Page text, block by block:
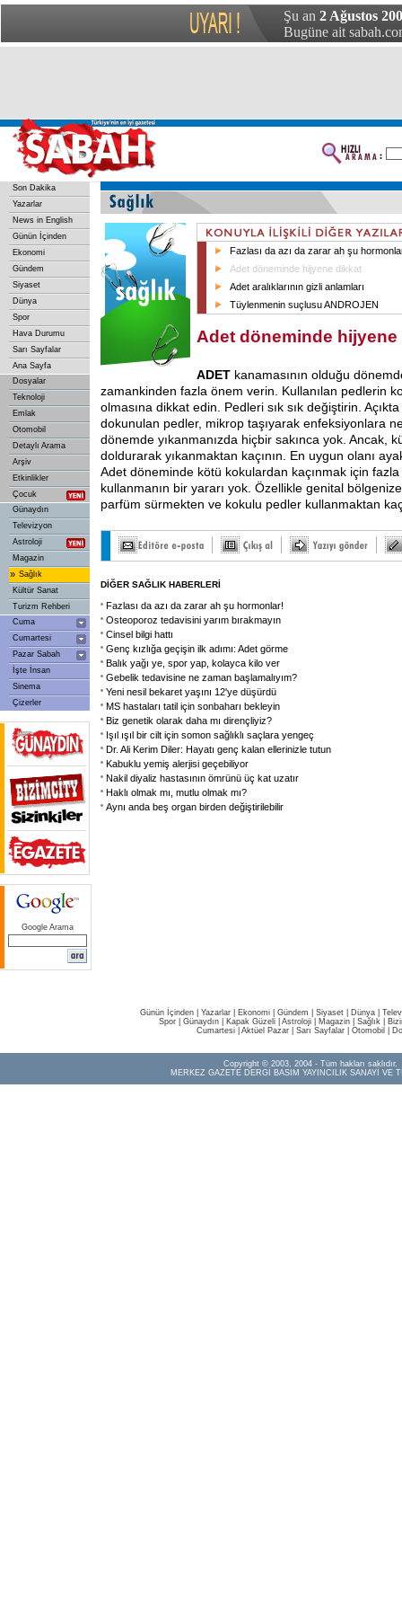
Şu an 2 Ağustos
Bugüne ait
Son Dakika
Yazarlar
News in English
Günün İçinden
Ekonomi
Gündem
Siyaset
Dünya
Spor
Hava Durumu
Sarı Sayfalar
Ana Sayfa
Dosyalar
Teknoloji
Emlak
Otomobil
Detaylı Arama
Arşiv
Etkinlikler
Çocuk
Günaydın
Televizyon
Astroloji
Magazin
» Sağlık
Kültür Sanat
Turizm Rehberi
Cuma
Cumartesi
Pazar Sabah
İşte İnsan
Sinema
Çizerler
Google Arama
Fazlası da azı da zarar ah şu
Adet döneminde hijyene dikkat
Adet aralıklarının gizli anlamları
Tüylenmenin suçlusu ANDROJEN
Adet döneminde
ADET kanamasının olduğu
zamankinden fazla önem verin. Kullanılan pedlerin
olmasına dikkat edin. Pedleri sık sık değiştirin.
dokunulan pedler, mikrop taşıyarak enfeksiyonlara
dönemde yıkanmanızda hiçbir sakınca yok. Ancak,
doldurarak yıkanmaktan kaçının. En uygun olanı
Adet döneminde kötü kokulardan kaçınmak için
kullanmanın bir yararı yok. Özellikle genital
parfüm sürmekten ve kokulu pedler kullanmaktan
DİĞER SAĞLIK HABERLERİ
Fazlası da azı da zarar ah şu hormonlar!
Osteoporoz tedavisini yarım bırakmayın
Cinsel bilgi hattı
Genç kızlığa geçişin ilk adımı: Adet görme
Balık yağı ye, spor yap, kolayca kilo ver
Gebelik tedavisine ne zaman başlamalıyım?
Yeni nesil bekaret yaşını 12'ye düşürdü
MS hastaları tatil için sonbaharı bekleyin
Biz genetik olarak daha mı dirençliyiz?
Işıl ışıl bir cilt için somon sağlıklı saçlara yengeç
Dr. Ali Kerim Diler: Hayatı genç kalan ellerinizle tutun
Kabuklu yemiş alerjisi geçebiliyor
Nakil diyaliz hastasının ömrünü üç kat uzatır
Haklı olmak mı, mutlu olmak mı?
Aynı anda beş organ birden değiştirilebilir
Günün İçinden Yazarlar Ekonomi Gündem Siyaset Dünya |
Spor
Günaydın Kapak Güzeli Astroloji Magazin Sağlık
Cumartesi| Aktüel Pazar| Sarı Sayfalar| Otomobil
Copyright © 2003, 2004 - Tüm hakları saklıdır.
MERKEZ GAZETE DERGİ BASIM YAYINCILIK SANAYİ VE